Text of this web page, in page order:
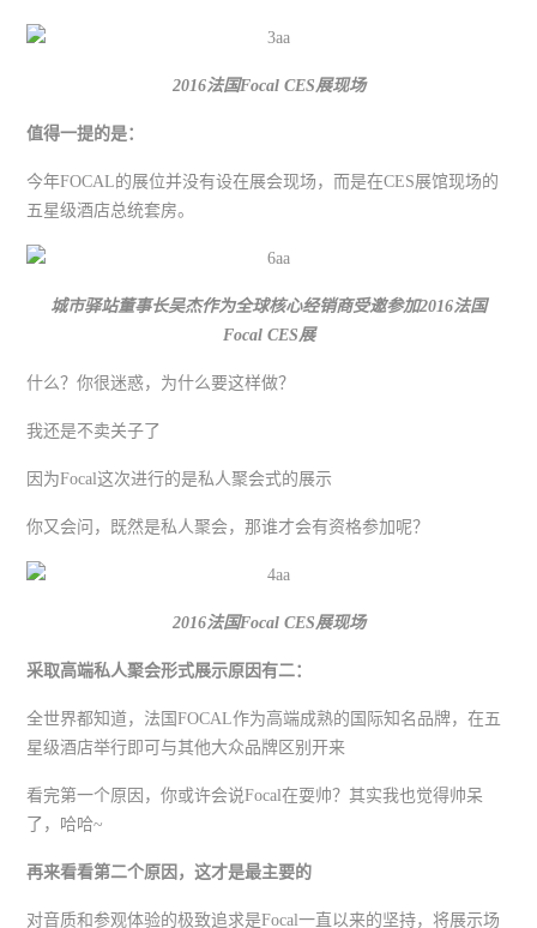
2016法国Focal CES展现场
值得一提的是：
今年FOCAL的展位并没有设在展会现场，而是在CES展馆现场的
五星级酒店总统套房。
城市驿站董事长吴杰作为全球核心经销商受邀参加2016法国
Focal CES展
什么？你很迷惑，为什么要这样做？
我还是不卖关子了
因为Focal这次进行的是私人聚会式的展示
你又会问，既然是私人聚会，那谁才会有资格参加呢？
2016法国Focal CES展现场
采取高端私人聚会形式展示原因有二：
全世界都知道，法国FOCAL作为高端成熟的国际知名品牌，在五
星级酒店举行即可与其他大众品牌区别开来
看完第一个原因，你或许会说Focal在耍帅？其实我也觉得帅呆
了，哈哈~
再来看看第二个原因，这才是最主要的
对音质和参观体验的极致追求是Focal一直以来的坚持，将展示场